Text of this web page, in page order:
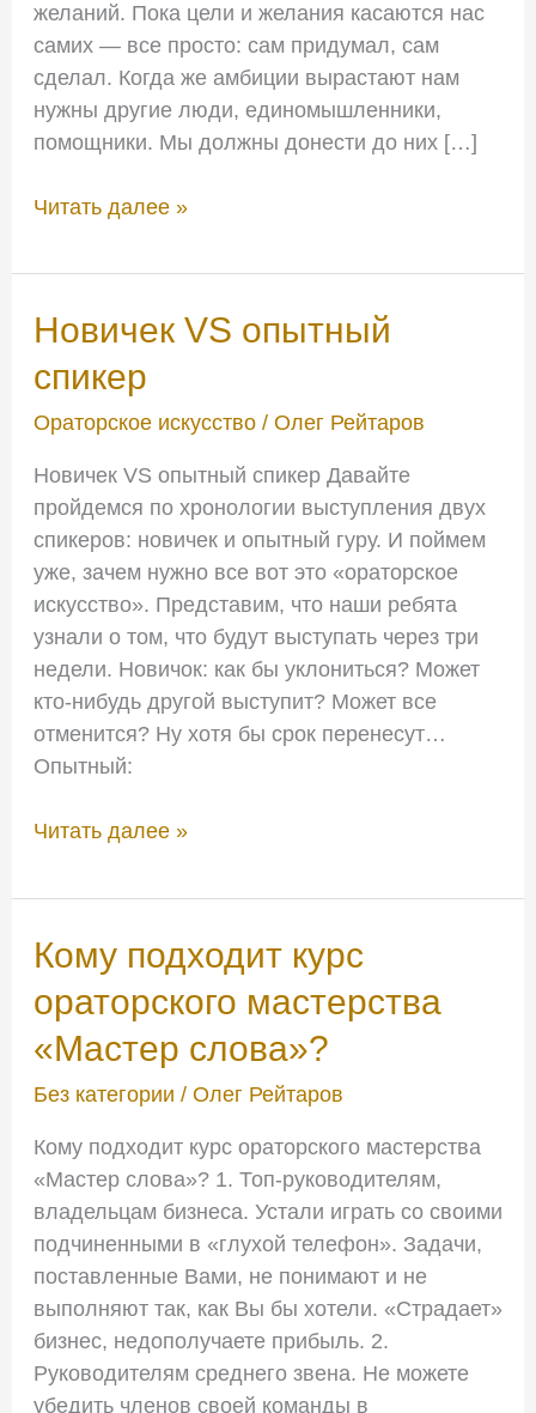
желаний. Пока цели и желания касаются нас
самих — все просто: сам придумал, сам
сделал. Когда же амбиции вырастают нам
нужны другие люди, единомышленники,
помощники. Мы должны донести до них […]
Читать далее »
Новичек VS опытный
спикер
Ораторское искусство/ Олег Рейтаров
Новичек VS опытный спикер Давайте
пройдемся по хронологии выступления двух
спикеров: новичек и опытный гуру. И поймем
уже, зачем нужно все вот это «ораторское
искусство». Представим, что наши ребята
узнали о том, что будут выступать через три
недели. Новичок: как бы уклониться? Может
кто-нибудь другой выступит? Может все
отменится? Ну хотя бы срок перенесут…
Опытный:
Новичек
опытный
спикер
Читать далее »
Кому подходит курс
ораторского мастерства
«Мастер слова»?
Без категории / Олег Рейтаров
Кому подходит курс ораторского мастерства
«Мастер слова»? 1. Топ-руководителям,
владельцам бизнеса. Устали играть со своими
подчиненными в «глухой телефон». Задачи,
поставленные Вами, не понимают и не
выполняют так, как Вы бы хотели. «Страдает»
бизнес, недополучаете прибыль. 2.
Руководителям среднего звена. Не можете
убедить членов своей команды в
Кому
подходит
курс
ораторского
«Мастер
слова»?